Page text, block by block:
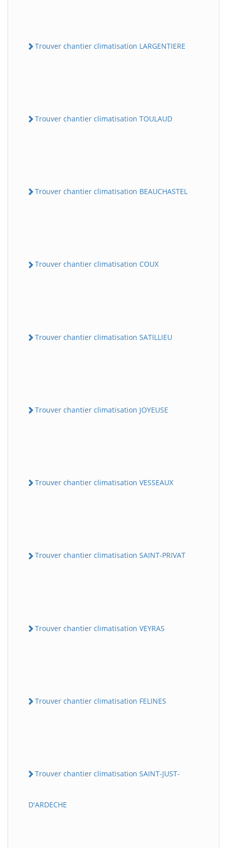
Trouver chantier climatisation LARGENTIERE
Trouver chantier climatisation TOULAUD
Trouver chantier climatisation BEAUCHASTEL
Trouver chantier climatisation COUX
Trouver chantier climatisation SATILLIEU
Trouver chantier climatisation JOYEUSE
Trouver chantier climatisation VESSEAUX
Trouver chantier climatisation SAINT-PRIVAT
Trouver chantier climatisation VEYRAS
Trouver chantier climatisation FELINES
Trouver chantier climatisation SAINT-JUST-
D'ARDECHE